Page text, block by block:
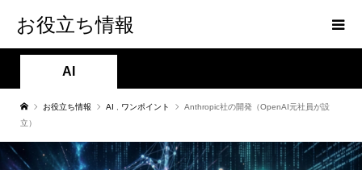
お役立ち情報
AI
お役立ち情報 AI ワンポイント
Anthropic社の開発（OpenAI元社員が設
立）